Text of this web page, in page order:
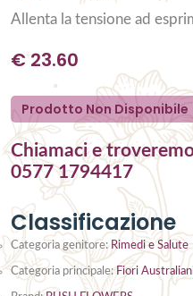
Allenta la tensione ad
€23.60
Prodotto Non Disponibile
Chiamaci e
0577 1794417
Classificazione
Categoria genitore: Rimedi e Salute
Categoria principale:Fiori